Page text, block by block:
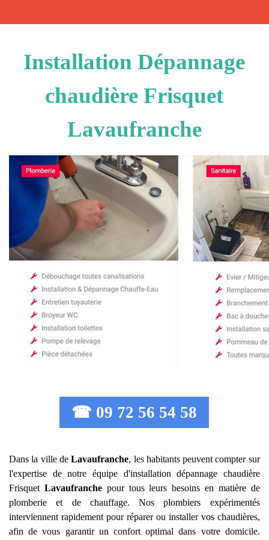
Installation Dépannage
chaudière Frisquet
Lavaufranche
☎ 09 72 56 54 58
Dans la ville deLavaufranche, les habitants peuvent compter sur
l'expertise de notre équipe d'installation dépannage chaudière
Frisquet Lavaufranchepour tous leurs besoins en matière de
plomberie et de chauffage. Nos plombiers expérimentés
interviennent rapidement pour réparer ou installer vos chaudières,
afin de vous garantir un confort optimal dans votre domicile.